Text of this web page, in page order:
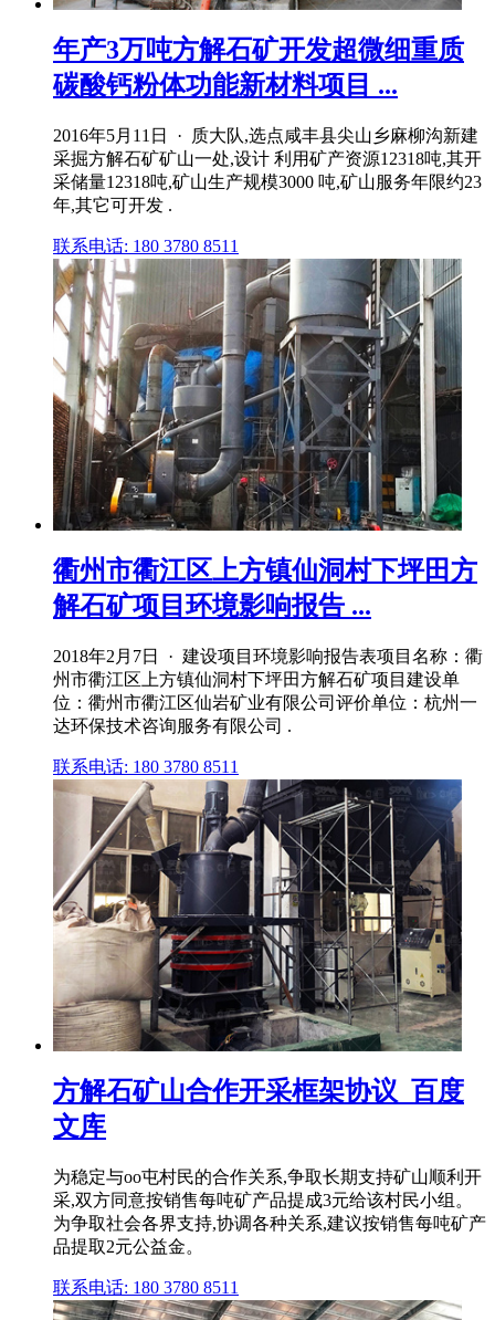
年产3万吨方解石矿开发超微细重质
碳酸钙粉体功能新材料项目 ...
2016年5月11日 · 质大队,选点咸丰县尖山乡麻柳沟新建
采掘方解石矿矿山一处,设计 利用矿产资源12318吨,其开
采储量12318吨,矿山生产规模3000 吨,矿山服务年限约23
年,其它可开发 .
联系电话: 180 3780 8511
衢州市衢江区上方镇仙洞村下坪田方
解石矿项目环境影响报告 ...
2018年2月7日 · 建设项目环境影响报告表项目名称：衢
州市衢江区上方镇仙洞村下坪田方解石矿项目建设单
位：衢州市衢江区仙岩矿业有限公司评价单位：杭州一
达环保技术咨询服务有限公司 .
联系电话: 180 3780 8511
方解石矿山合作开采框架协议_百度
文库
为稳定与oo屯村民的合作关系,争取长期支持矿山顺利开
采,双方同意按销售每吨矿产品提成3元给该村民小组。
为争取社会各界支持,协调各种关系,建议按销售每吨矿产
品提取2元公益金。
联系电话: 180 3780 8511